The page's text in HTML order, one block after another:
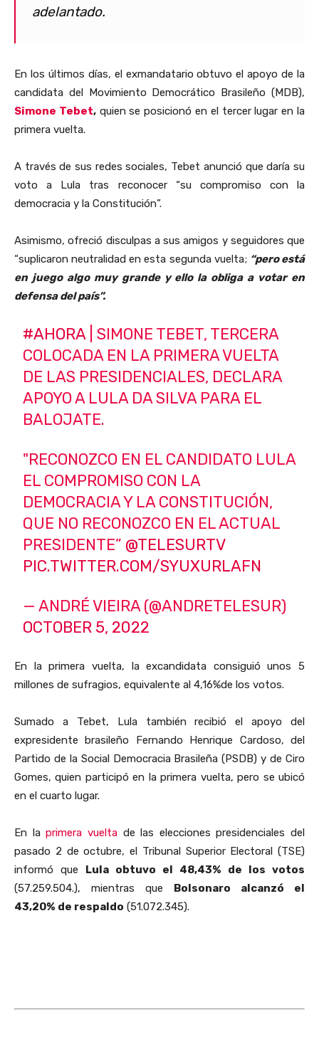
adelantado.
En los últimos días, el exmandatario obtuvo el apoyo de la
candidata del Movimiento Democrático Brasileño (MDB),
Simone Tebet,quien se posicionó en el tercer lugar en la
primera vuelta.
A través de sus redes sociales, Tebet anunció que daría su
voto a Lula tras reconocer “su compromiso con la
democracia y la Constitución”.
Asimismo, ofreció disculpas a sus amigos y seguidores que
“suplicaron neutralidad en esta segunda vuelta; “pero está
en juego algo muy grande y ello la obliga a votar en
defensa del país”.
#AHORA| SIMONE TEBET, TERCERA
COLOCADA EN LA PRIMERA VUELTA
DE LAS PRESIDENCIALES, DECLARA
APOYO A LULA DA SILVA PARA EL
BALOJATE.
"RECONOZCO EN EL CANDIDATO LULA
EL COMPROMISO CON LA
DEMOCRACIA Y LA CONSTITUCIÓN,
QUE NO RECONOZCO EN EL ACTUAL
PRESIDENTE” @TELESURTV
PIC.TWITTER.COM/SYUXURLAFN
— ANDRÉ VIEIRA (@ANDRETELESUR)
OCTOBER 5, 2022
En la primera vuelta, la excandidata consiguió unos 5
millones de sufragios, equivalente al 4,16%de los votos.
Sumado a Tebet, Lula también recibió el apoyo del
expresidente brasileño Fernando Henrique Cardoso, del
Partido de la Social Democracia Brasileña (PSDB) y de Ciro
Gomes, quien participó en la primera vuelta, pero se ubicó
en el cuarto lugar.
En laprimera vueltade las elecciones presidenciales del
pasado 2 de octubre, el Tribunal Superior Electoral (TSE)
informó que Lula obtuvo el 48,43% de los votos
(57.259.504.), mientras que Bolsonaro alcanzó el
43,20% de respaldo (51.072.345).